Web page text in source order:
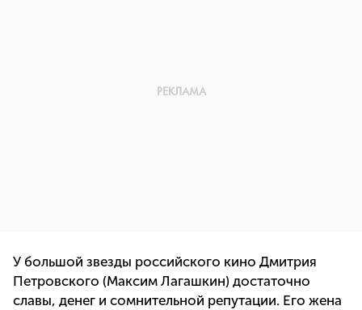
У большой звезды российского кино Дмитрия
Петровского (Максим Лагашкин) достаточно
славы, денег и сомнительной репутации. Его жена